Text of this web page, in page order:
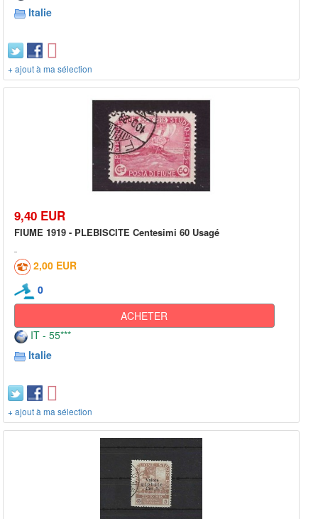
Italie
+ ajout à ma sélection
9,40 EUR
FIUME 1919 - PLEBISCITE Centesimi 60 Usagé
2,00 EUR
0
ACHETER
IT - 55***
Italie
+ ajout à ma sélection